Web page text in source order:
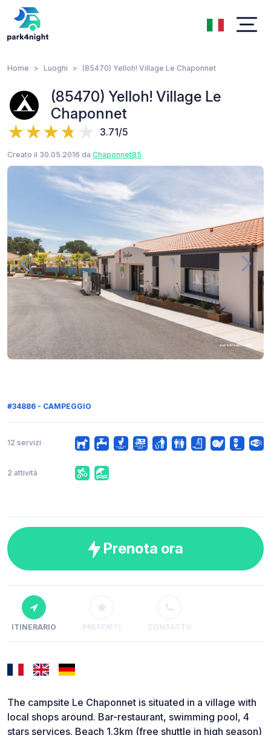
Home Luoghi (85470) Yelloh! Village Le Chaponnet
(85470) Yelloh! Village Le
Chaponnet
3.71/5
Creato il 30.05.2016 da Chaponnet85
#34886 - CAMPEGGIO
12 servizi
2 attività
Prenota ora
ITINERARIO PREFERITI CONTATTO
The campsite Le Chaponnet is situated in a village with
local shops around. Bar-restaurant, swimming pool, 4
stars services. Beach 1.3km (free shuttle in high season)